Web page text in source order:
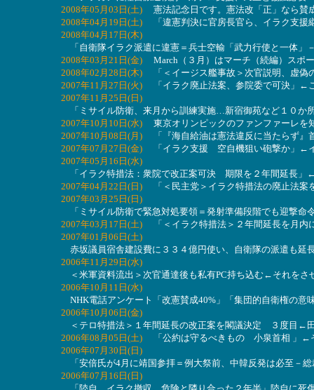
2008年05月03日(土) 憲法記念日です。憲法改「正」なら賛
2008年04月19日(土) 「違憲判決に官房長官ら、イラク支援
2008年04月17日(木)
「自衛隊イラク派遣に違憲＝兵士空輸「武力行使と一体
2008年03月21日(金) March（３月）はマーチ（続編）スポ
2008年02月28日(木) 「＜イージス艦事故＞次官説明、虚偽
2007年11月27日(火) 「イラク廃止法案、参院委で可決」←
2007年11月25日(日)
「ミサイル防衛、来月から訓練実施…新宿御苑など１０か
2007年10月10日(水) 東京オリンピックのファンファーレを
2007年10月08日(月) 「『海自給油は憲法違反に当たらず』
2007年07月27日(金) 「イラク支援 空自機狙い砲撃か」←イ
2007年05月16日(水)
「イラク特措法：衆院で改正案可決 期限を２年間延長」
2007年04月22日(日) 「＜民主党＞イラク特措法の廃止法案
2007年03月25日(日)
「ミサイル防衛で緊急対処要領＝発射準備段階でも迎撃命
2007年03月17日(土) 「＜イラク特措法＞２年間延長を月
2007年01月06日(土)
赤坂議員宿舎建設費に３３４億円使い、自衛隊の派遣も延
2006年11月29日(水)
＜米軍資料流出＞次官通達後も私有PC持ち込む←それをさ
2006年10月11日(水)
NHK電話アンケート「改憲賛成40%」「集団的自衛権の
2006年10月06日(金)
＜テロ特措法＞１年間延長の改正案を閣議決定 ３度目←
2006年08月05日(土) 「公約は守るべきもの 小泉首相 」←
2006年07月30日(日)
「安倍氏が4月に靖国参拝＝例大祭前、中韓反発は必至－
2006年07月16日(日)